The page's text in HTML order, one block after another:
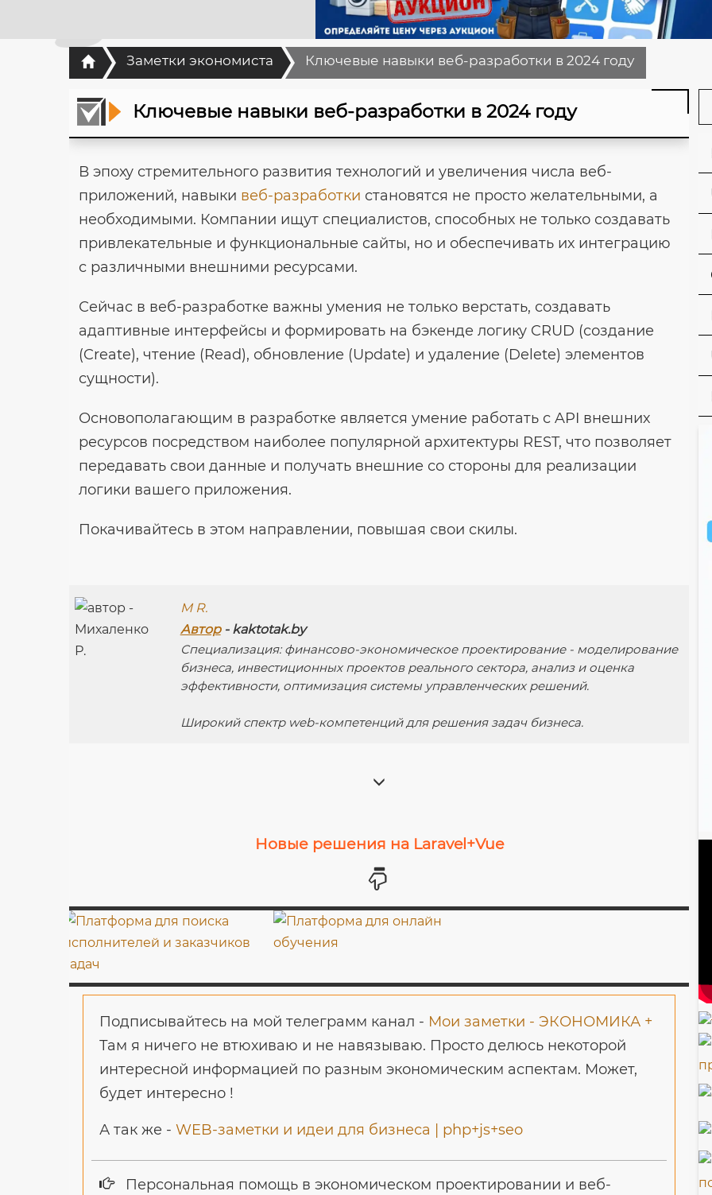
ГлавнаяЗаметки экономиста Ключевые навыки веб-разработки в 2024 году
Ключевые навыки веб-разработки в 2024 году
В эпоху стремительного развития технологий и увеличения числа веб-
приложений, навыки веб-разработки становятся не просто желательными, а
необходимыми. Компании ищут специалистов, способных не только создавать
привлекательные и функциональные сайты, но и обеспечивать их интеграцию
с различными внешними ресурсами.
Сейчас в веб-разработке важны умения не только верстать, создавать
адаптивные интерфейсы и формировать на бэкенде логику CRUD (создание
(Create), чтение (Read), обновление (Update) и удаление (Delete) элементов
сущности).
Основополагающим в разработке является умение работать с API внешних
ресурсов посредством наиболее популярной архитектуры REST, что позволяет
передавать свои данные и получать внешние со стороны для реализации
логики вашего приложения.
Покачивайтесь в этом направлении, повышая свои скилы.
M R.
Автор- kaktotak.by
Специализация: финансово-экономическое проектирование - моделирование
бизнеса, инвестиционных проектов реального сектора, анализ и оценка
эффективности, оптимизация системы управленческих решений.
Широкий спектр web-компетенций для решения задач бизнеса.
Новые решения на Laravel+Vue
Подписывайтесь на мой телеграмм канал - Мои заметки - ЭКОНОМИКА +
Там я ничего не втюхиваю и не навязываю. Просто делюсь некоторой
интересной информацией по разным экономическим аспектам. Может,
будет интересно !
А так же - WEB-заметки и идеи для бизнеса | php+js+seo
Персональная помощь в экономическом проектировании и веб-